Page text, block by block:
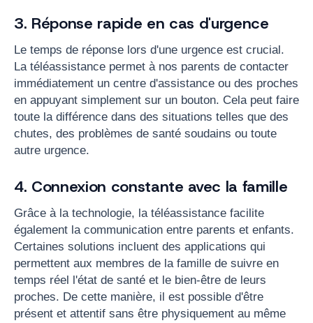
3. Réponse rapide en cas d'urgence
Le temps de réponse lors d'une urgence est crucial.
La téléassistance permet à nos parents de contacter
immédiatement un centre d'assistance ou des proches
en appuyant simplement sur un bouton. Cela peut faire
toute la différence dans des situations telles que des
chutes, des problèmes de santé soudains ou toute
autre urgence.
4. Connexion constante avec la famille
Grâce à la technologie, la téléassistance facilite
également la communication entre parents et enfants.
Certaines solutions incluent des applications qui
permettent aux membres de la famille de suivre en
temps réel l'état de santé et le bien-être de leurs
proches. De cette manière, il est possible d'être
présent et attentif sans être physiquement au même